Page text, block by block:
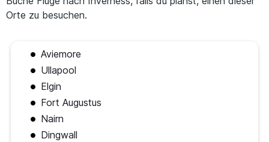
Orte zu besuchen.
Aviemore
Ullapool
Elgin
Fort Augustus
Nairn
Dingwall